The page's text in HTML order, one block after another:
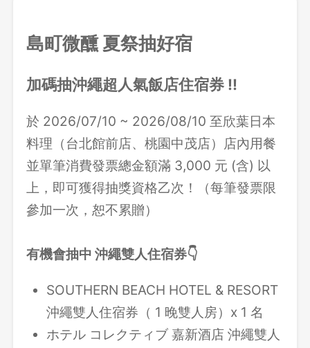
島町微醺 夏祭抽好宿
加碼抽沖繩超人氣飯店住宿券 !!
於 2026/07/10 ~ 2026/08/10 至欣葉日本
料理（ 台北館前店、桃園中茂店） 店內用餐
並單筆消費發票總金額滿 3,000 元 (含) 以
上，即可獲得抽獎資格乙次！（每筆發票限
參加一次，恕不累贈）
有機會抽中 沖繩雙人住宿券👇
SOUTHERN BEACH HOTEL & RESORT
沖繩雙人住宿券（ 1 晚雙人房）x 1 名
ホテル コレクティブ 嘉新酒店 沖繩雙人